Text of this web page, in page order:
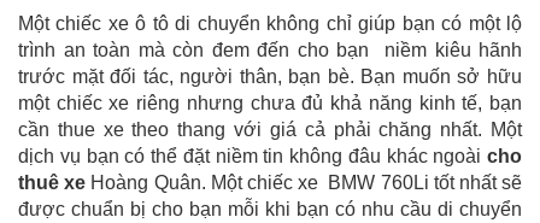
Một chiếc xe ô tô di chuyển không chỉ giúp bạn có một lộ
trình an toàn mà còn đem đến cho bạn niềm kiêu hãnh
trước mặt đối tác, người thân, bạn bè. Bạn muốn sở hữu
một chiếc xe riêng nhưng chưa đủ khả năng kinh tế, bạn
cần thue xe theo thang với giá cả phải chăng nhất. Một
dịch vụ bạn có thể đặt niềm tin không đâu khác ngoài cho
thuê xe Hoàng Quân. Một chiếc xe BMW 760Li tốt nhất sẽ
được chuẩn bị cho bạn mỗi khi bạn có nhu cầu di chuyển